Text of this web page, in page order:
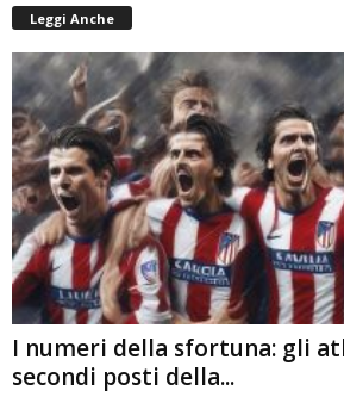
Leggi Anche
I numeri della sfortuna: gli
secondi posti della...